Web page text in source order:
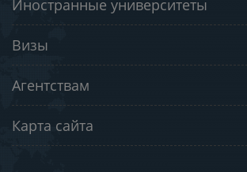
Иностранные университеты
Визы
Агентствам
Карта сайта